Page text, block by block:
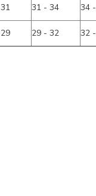
31 - 34
34
29 - 32 32